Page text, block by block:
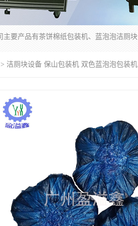
> 洁厕块设备 保山包装机 双色蓝泡泡包装机